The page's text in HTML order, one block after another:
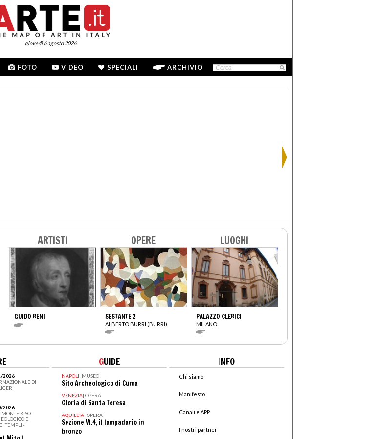
giovedì 6 agosto 2026
FOTO VIDEO SPECIALI ARCHIVIO
ARTISTI
GUIDO RENI
OPERE
SESTANTE 2
ALBERTO BURRI (BURRI)
LUOGHI
PALAZZO CLERICI
MILANO
2026
DI
2026
RISO -
E
TEMPLI -
GUIDE
NAPOLI| MUSEO
Sito Archeologico di Cuma
VENEZIA| OPERA
Gloria di Santa Teresa
AQUILEIA| OPERA
Sezione VI.4, il lampadario in
bronzo
INFO
Chi siamo
Manifesto
Canali e APP
I nostri partner